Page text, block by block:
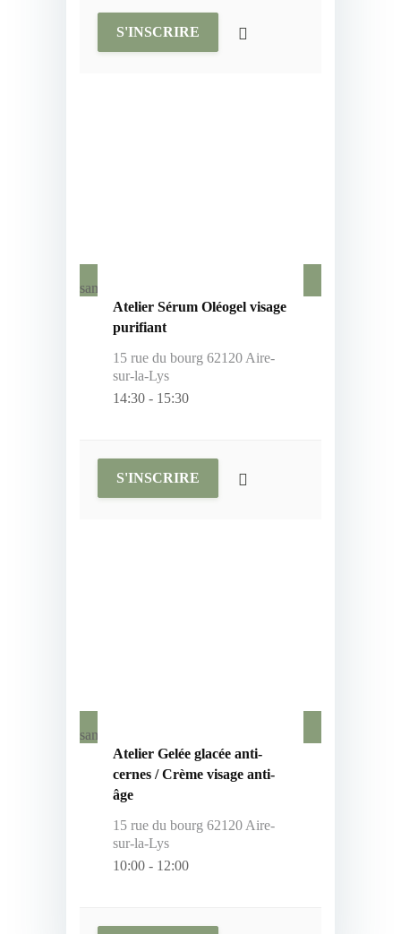
S'INSCRIRE
samedi
Atelier Sérum Oléogel visage
purifiant
15 rue du bourg 62120 Aire-
sur-la-Lys
14:30 - 15:30
S'INSCRIRE
samedi
Atelier Gelée glacée anti-
cernes / Crème visage anti-
âge
15 rue du bourg 62120 Aire-
sur-la-Lys
10:00 - 12:00